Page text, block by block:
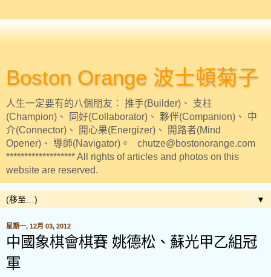
Boston Orange 波士頓菊子
人生一定要有的八個朋友： 推手(Builder)、 支柱
(Champion)、 同好(Collaborator)、 夥伴(Companion)、 中
介(Connector)、 開心果(Energizer)、 開路者(Mind
Opener)、 導師(Navigator)。 chutze@bostonorange.com
******************* All rights of articles and photos on this
website are reserved.
▼
星期一, 12月 03, 2012
中國象棋會棋賽 姚德松、蘇光甲乙組冠
軍